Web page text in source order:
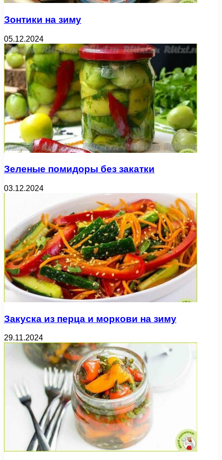
Зонтики на зиму
05.12.2024
Зеленые помидоры без закатки
03.12.2024
Закуска из перца и моркови на зиму
29.11.2024